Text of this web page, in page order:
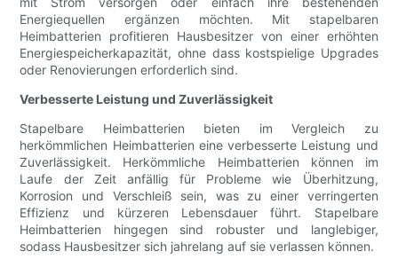
Energiequellen ergänzen möchten. Mit stapelbaren
Heimbatterien profitieren Hausbesitzer von einer erhöhten
Energiespeicherkapazität, ohne dass kostspielige Upgrades
oder Renovierungen erforderlich sind.
Verbesserte Leistung und Zuverlässigkeit
Stapelbare Heimbatterien bieten im Vergleich zu
herkömmlichen Heimbatterien eine verbesserte Leistung und
Zuverlässigkeit. Herkömmliche Heimbatterien können im
Laufe der Zeit anfällig für Probleme wie Überhitzung,
Korrosion und Verschleiß sein, was zu einer verringerten
Effizienz und kürzeren Lebensdauer führt. Stapelbare
Heimbatterien hingegen sind robuster und langlebiger,
sodass Hausbesitzer sich jahrelang auf sie verlassen können.